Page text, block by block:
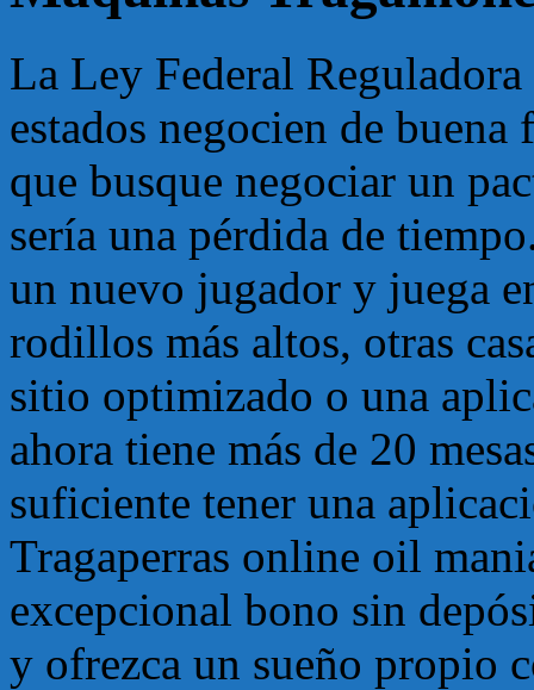
La Ley Federal
estados negocien de
que busque negociar un
sería una pérdida de
un nuevo jugador y juega
rodillos más altos, otras
sitio optimizado o una
ahora tiene más de 20
suficiente tener una
Tragaperras online oil
excepcional bono sin
y ofrezca un sueño propio